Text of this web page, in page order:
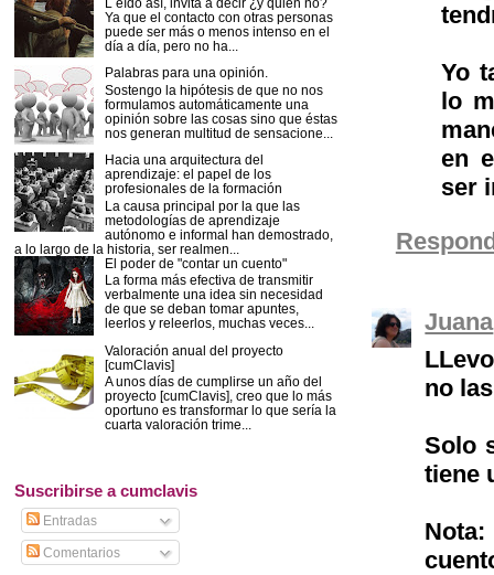
Yo
lo
en
ser
Juana
no
Solo
tiene
Nota:
Ya que el contacto con otras personas
puede ser más o menos intenso en el
día a día, pero no ha...
Palabras para una opinión.
Sostengo la hipótesis de que no nos
formulamos automáticamente una
opinión sobre las cosas sino que éstas
nos generan multitud de sensacione...
Hacia una arquitectura del
aprendizaje: el papel de los
profesionales de la formación
La causa principal por la que las
metodologías de aprendizaje
autónomo e informal han demostrado,
a lo largo de la historia, ser realmen...
El poder de "contar un cuento"
La forma más efectiva de transmitir
verbalmente una idea sin necesidad
de que se deban tomar apuntes,
leerlos y releerlos, muchas veces...
Valoración anual del proyecto
[cumClavis]
A unos días de cumplirse un año del
proyecto [cumClavis], creo que lo más
oportuno es transformar lo que sería la
cuarta valoración trime...
Suscribirse a cumclavis
Entradas
Comentarios